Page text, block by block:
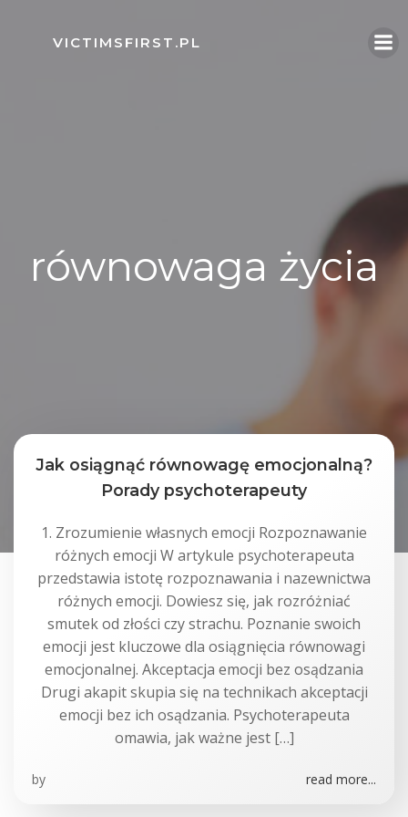
VICTIMSFIRST.PL
równowaga życia
Jak osiągnąć równowagę emocjonalną?
Porady psychoterapeuty
1. Zrozumienie własnych emocji Rozpoznawanie
różnych emocji W artykule psychoterapeuta
przedstawia istotę rozpoznawania i nazewnictwa
różnych emocji. Dowiesz się, jak rozróżniać
smutek od złości czy strachu. Poznanie swoich
emocji jest kluczowe dla osiągnięcia równowagi
emocjonalnej. Akceptacja emocji bez osądzania
Drugi akapit skupia się na technikach akceptacji
emocji bez ich osądzania. Psychoterapeuta
omawia, jak ważne jest […]
by read more...